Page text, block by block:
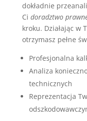
dokładnie
Ci doradztwo
kroku. Działając w
otrzymasz pełne
Profesjonalna
Analiza
technicznych
Reprezentacja